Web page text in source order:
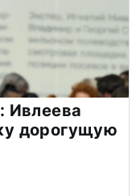
Ивлеева
дорогущую